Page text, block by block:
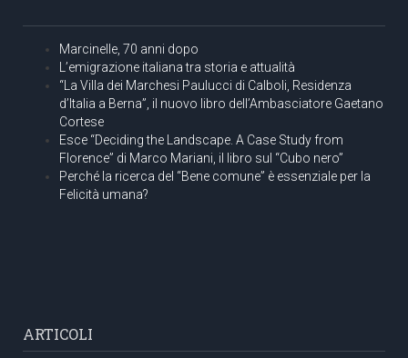
Marcinelle, 70 anni dopo
L’emigrazione italiana tra storia e attualità
“La Villa dei Marchesi Paulucci di Calboli, Residenza
d’Italia a Berna”, il nuovo libro dell’Ambasciatore Gaetano
Cortese
Esce “Deciding the Landscape. A Case Study from
Florence” di Marco Mariani, il libro sul “Cubo nero”
Perché la ricerca del “Bene comune” è essenziale per la
Felicità umana?
ARTICOLI